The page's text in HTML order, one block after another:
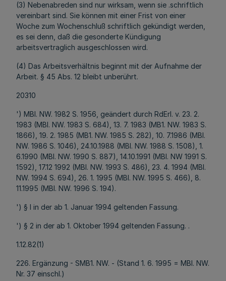
(3) Nebenabreden sind nur wirksam, wenn sie .schriftlich
vereinbart sind. Sie können mit einer Frist von einer
Woche zum Wochenschluß schriftlich gekündigt werden,
es sei denn, daß die gesonderte Kündigung
arbeitsvertraglich ausgeschlossen wird.
(4) Das Arbeitsverhältnis beginnt mit der Aufnahme der
Arbeit. § 45 Abs. 12 bleibt unberührt.
20310
') MBl. NW. 1982 S. 1956, geändert durch RdErl. v. 23. 2.
1983 (MBl. NW. 1983 S. 684), 13. 7. 1983 (MB1. NW. 1983 S.
1866), 19. 2. 1985 (MB1. NW. 1985 S. 282), 10. 7.1986 (MBl.
NW. 1986 S. 1046), 24.10.1988 (MBl. NW. 1988 S. 1508), 1.
6.1990 (MBl. NW. 1990 S. 887), 14.10.1991 (MBl. NW 1991 S.
1592), 17.12 1992 (MBl. NW. 1993 S. 486), 23. 4. 1994 (MBl.
NW. 1994 S. 694), 26. 1. 1995 (MBl. NW. 1995 S. 466), 8.
11.1995 (MBl. NW. 1996 S. 194).
') § l in der ab 1. Januar 1994 geltenden Fassung.
') § 2 in der ab 1. Oktober 1994 geltenden Fassung. .
1.12.82(1)
226. Ergänzung - SMB1. NW. - (Stand 1. 6. 1995 = MBl. NW.
Nr. 37 einschl.)